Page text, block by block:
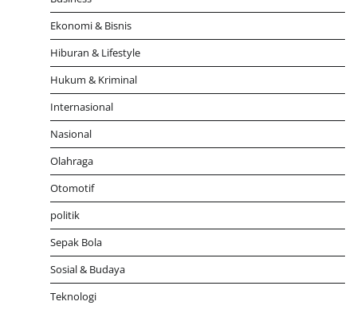
Ekonomi & Bisnis
Hiburan & Lifestyle
Hukum & Kriminal
Internasional
Nasional
Olahraga
Otomotif
politik
Sepak Bola
Sosial & Budaya
Teknologi